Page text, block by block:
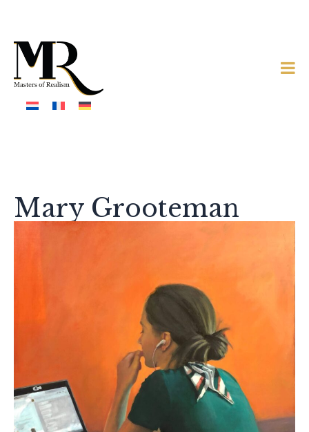
Mary Grooteman